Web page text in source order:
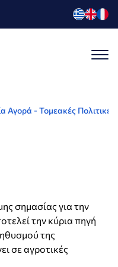
Αγορά - Τομεακές Πολιτικές
σημασίας για την
την κύρια πηγή
της
σε αγροτικές